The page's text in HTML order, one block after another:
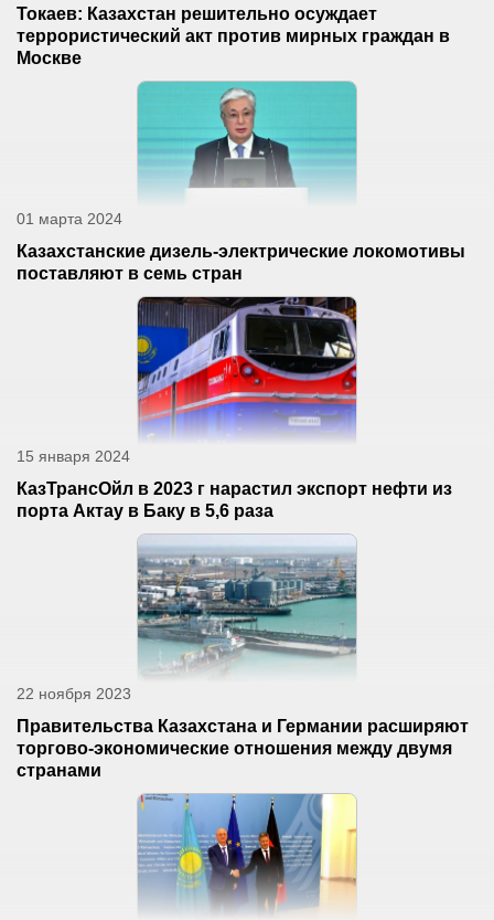
Токаев: Казахстан решительно осуждает
террористический акт против мирных граждан в
Москве
01 марта 2024
Казахстанские дизель-электрические локомотивы
поставляют в семь стран
15 января 2024
КазТрансОйл в 2023 г нарастил экспорт нефти из
порта Актау в Баку в 5,6 раза
22 ноября 2023
Правительства Казахстана и Германии расширяют
торгово-экономические отношения между двумя
странами